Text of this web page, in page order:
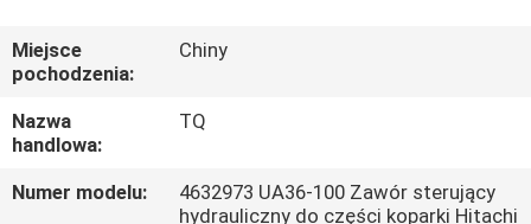
POKAZ
VR
O
Miejsce
pochodzenia:
Chiny
Nazwa
handlowa:
TQ
Numer modelu:
4632973 UA36-100 Zawór sterujący
hydrauliczny do części koparki Hitachi